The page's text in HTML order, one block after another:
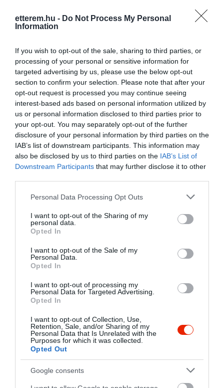
etterem.hu - Do Not Process My Personal
Information
If you wish to opt-out of the sale, sharing to third parties, or
processing of your personal or sensitive information for
targeted advertising by us, please use the below opt-out
section to confirm your selection. Please note that after your
opt-out request is processed you may continue seeing
interest-based ads based on personal information utilized by
us or personal information disclosed to third parties prior to
your opt-out. You may separately opt-out of the further
disclosure of your personal information by third parties on the
IAB’s list of downstream participants. This information may
also be disclosed by us to third parties on the IAB’s List of
Downstream Participants that may further disclose it to other
Please note that this website/app uses one or more Google
not limited to your visit or usage behaviour. You may click to
grant or deny consent to Google and its third-party tags to
use your data for below specified purposes in below Google
consent section.
Personal Data Processing Opt Outs
I want to opt-out of the Sharing of my
personal data.
Opted In
I want to opt-out of the Sale of my
Personal Data.
Opted In
I want to opt-out of processing my
Personal Data for Targeted Advertising.
Opted In
I want to opt-out of Collection, Use,
Retention, Sale, and/or Sharing of my
Personal Data that Is Unrelated with the
Purposes for which it was collected.
Opted Out
Google consents
Dani Dániel
2019. Július 7.
Szombaton (2019.07.06)
an betérünk e csodálatos
helyre a társaság egyik
tagjának a javaslatára.Előre
leszögezném, hogy a társaság
több tagja is vendéglátásban
dolgozik, ezért pontosan
tudjuk, hogy mire allergiásak
sorstársaink, ezt azért
tartottam fontosnak kiemelni,
hogy biztosíthatom a helyet,
hogy mi normálisan és
tiszteletteljesen rendeltünk 6
darab orosz rulettet, mire a
elkezdett b*azdmeg-ozni, hogy
rendelünk, meg amúgy is
közölte, hogy 'Rendeljen
műszak, fáradt az ember,
teljesen át tudom érezni, de
pultos 'Úr' magatartása és
viselkedése. Trágár szavak